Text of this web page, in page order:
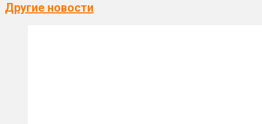
Другие новости